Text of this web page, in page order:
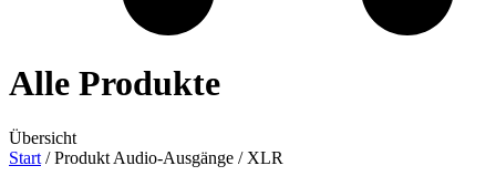
Alle Produkte
Übersicht
Start / Produkt Audio-Ausgänge / XLR